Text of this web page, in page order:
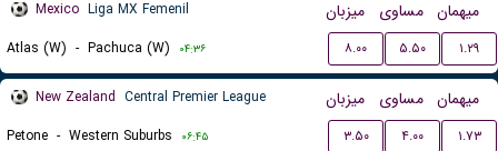
Mexico Liga MX Femenil میزبان مساوی میهمان
Atlas (W) - Pachuca (W) ۰۴:۳۶ ۸.۰۰ ۵.۵۰ ۱.۲۹
New Zealand Central Premier League میزبان مساوی میهمان
Petone - Western Suburbs ۰۶:۴۵ ۳.۵۰ ۴.۰۰
۱.۷۳